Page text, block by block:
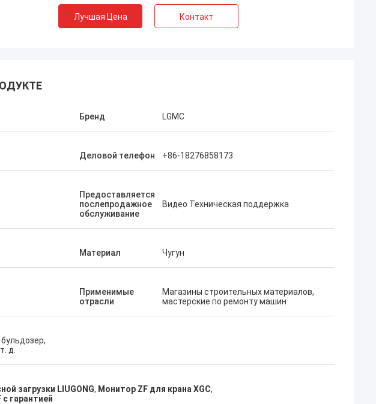
Лучшая Цена Контакт
Бренд LGMC
Деловой телефон +86-18276858173
Предоставляется
послепродажное
обслуживание
Видео Техническая поддержка
Материал Чугун
Применимые
отрасли
Магазины строительных материалов,
мастерские по ремонту машин
д.
загрузки LIUGONG, Монитор ZF для крана XGC,
гарантией